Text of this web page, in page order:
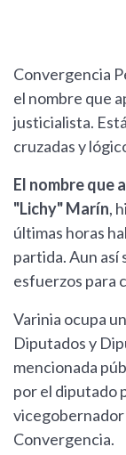
Convergencia
el nombre que
justicialista.
cruzadas y
El nombre que
"Lichy" Marín,
últimas horas
partida. Aun así
esfuerzos para
Varinia ocupa
Diputados y
mencionada
por el diputado
vicegobernador
Convergencia.